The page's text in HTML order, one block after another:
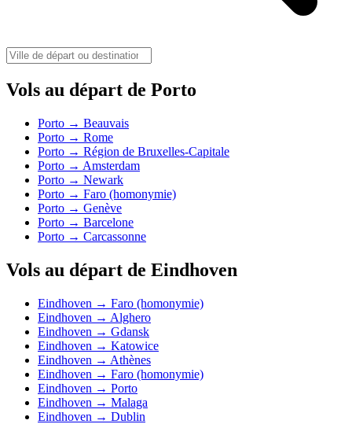
Vols au départ de Porto
Porto → Beauvais
Porto → Rome
Porto → Région de Bruxelles-Capitale
Porto → Amsterdam
Porto → Newark
Porto → Faro (homonymie)
Porto → Genève
Porto → Barcelone
Porto → Carcassonne
Vols au départ de Eindhoven
Eindhoven → Faro (homonymie)
Eindhoven → Alghero
Eindhoven → Gdansk
Eindhoven → Katowice
Eindhoven → Athènes
Eindhoven → Faro (homonymie)
Eindhoven → Porto
Eindhoven → Malaga
Eindhoven → Dublin